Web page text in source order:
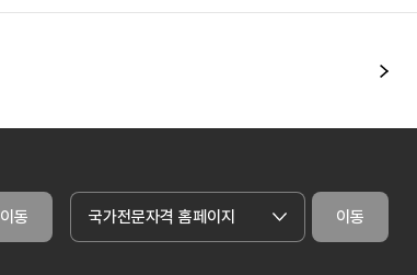
이동 국가전문자격 홈페이지 이동